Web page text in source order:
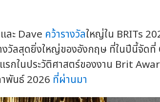
ละ Dave คว้ารางวัลใหญ่ใน BRITs
วัลสุดยิ่งใหญ่ของอังกฤษ ที่ในปีนี้จัดที่
รกในประวัติศาสตร์ของงาน Brit
พันธ์ 2026 ที่ผ่านมา